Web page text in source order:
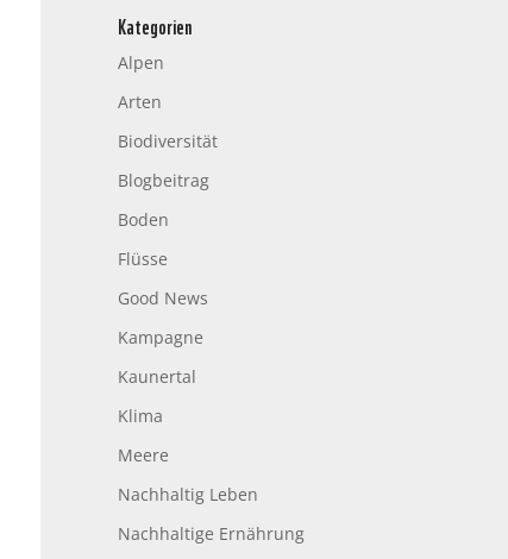
Kategorien
Alpen
Arten
Biodiversität
Blogbeitrag
Boden
Flüsse
Good News
Kampagne
Kaunertal
Klima
Meere
Nachhaltig Leben
Nachhaltige Ernährung